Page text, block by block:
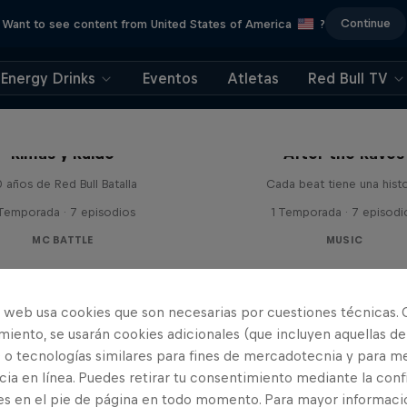
Want to see content from United States of America ? Continue
Energy Drinks Eventos Atletas Red Bull TV
Rimas y Ruido
años de Red Bull Batalla
· 7 episodios
MC BATTLE
After the Raves
Cada beat tiene una
1 Temporada · 7
MUSIC
web usa cookies que son necesarias por cuestiones técnicas.
se usarán cookies adicionales (que incluyen aquellas de
tecnologías similares para fines de mercadotecnia y para
en línea. Puedes retirar tu consentimiento mediante la
en el pie de página en todo momento. Para mayor